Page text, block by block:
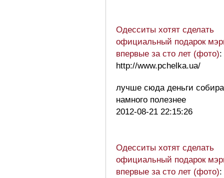
Одесситы хотят сделать
официальный подарок
впервые за сто лет (фото):
http://www.pchelka.ua/
лучше сюда деньги
намного полезнее
2012-08-21 22:15:26
Одесситы хотят сделать
официальный подарок
впервые за сто лет (фото)